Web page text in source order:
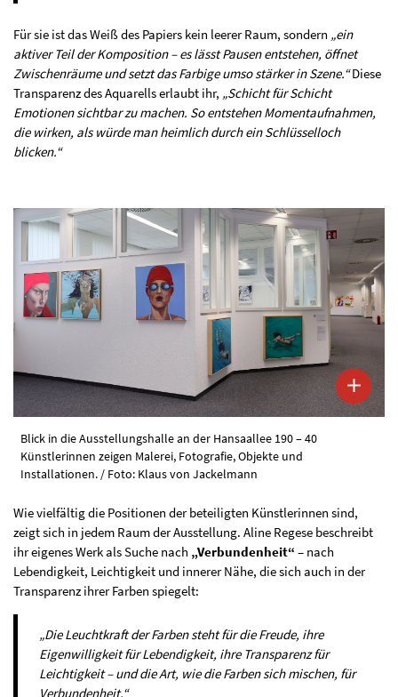
Für sie ist das Weiß des Papiers kein leerer Raum, sondern „ein
aktiver Teil der Komposition – es lässt Pausen entstehen, öffnet
Zwischenräume und setzt das Farbige umso stärker in Szene.“Diese
Transparenz des Aquarells erlaubt ihr, „Schicht für Schicht
Emotionen sichtbar zu machen. So entstehen Momentaufnahmen,
die wirken, als würde man heimlich durch ein Schlüsselloch
blicken.“
Blick in die Ausstellungshalle an der Hansaallee 190 – 40
Künstlerinnen zeigen Malerei, Fotografie, Objekte und
Installationen. / Foto: Klaus von Jackelmann
Wie vielfältig die Positionen der beteiligten Künstlerinnen sind,
zeigt sich in jedem Raum der Ausstellung. Aline Regese beschreibt
ihr eigenes Werk als Suche nach „Verbundenheit“ – nach
Lebendigkeit, Leichtigkeit und innerer Nähe, die sich auch in der
Transparenz ihrer Farben spiegelt:
„Die Leuchtkraft der Farben steht für die Freude, ihre
Eigenwilligkeit für Lebendigkeit, ihre Transparenz für
Leichtigkeit – und die Art, wie die Farben sich mischen, für
Verbundenheit.“